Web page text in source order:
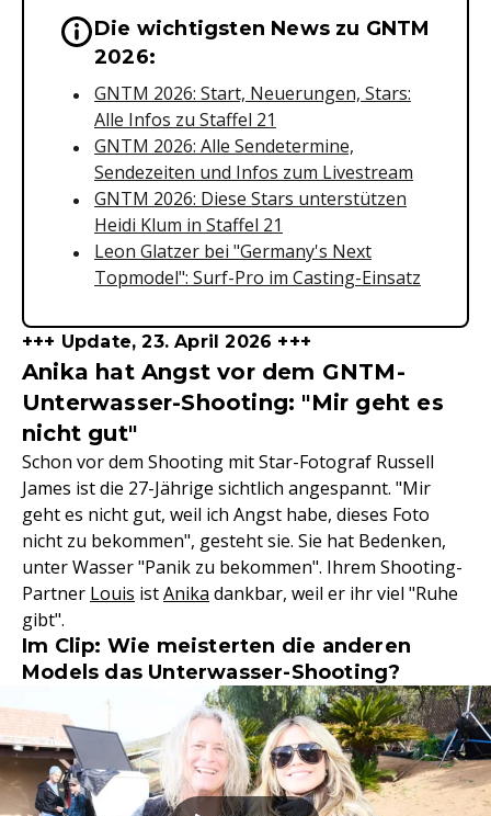
Wichtige Hinweise &
Die wichtigsten News zu GNTM
2026:
GNTM 2026: Start, Neuerungen, Stars:
Alle Infos zu Staffel 21
GNTM 2026: Alle Sendetermine,
Sendezeiten und Infos zum Livestream
GNTM 2026: Diese Stars unterstützen
Heidi Klum in Staffel 21
Leon Glatzer bei "Germany's Next
Topmodel": Surf-Pro im Casting-Einsatz
+++ Update, 23. April 2026 +++
Anika hat Angst vor dem GNTM-
Unterwasser-Shooting: "Mir geht es
nicht gut"
Schon vor dem Shooting mit Star-Fotograf Russell
James ist die 27-Jährige sichtlich angespannt. "Mir
geht es nicht gut, weil ich Angst habe, dieses Foto
nicht zu bekommen", gesteht sie. Sie hat Bedenken,
unter Wasser "Panik zu bekommen". Ihrem Shooting-
Partner Louis istAnika dankbar, weil er ihr viel "Ruhe
gibt".
Im Clip: Wie meisterten die anderen
Models das Unterwasser-Shooting?